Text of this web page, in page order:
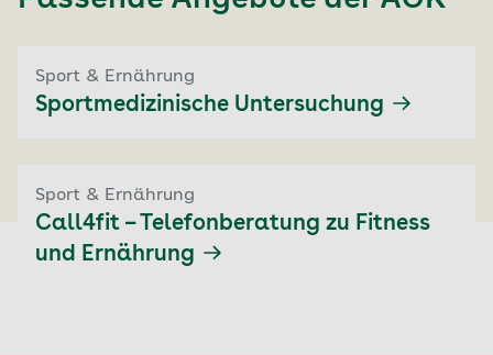
Sport & Ernährung
Sportmedizinische Untersuchung
Sport & Ernährung
Call4fit – Telefonberatung zu Fitness
und Ernährung